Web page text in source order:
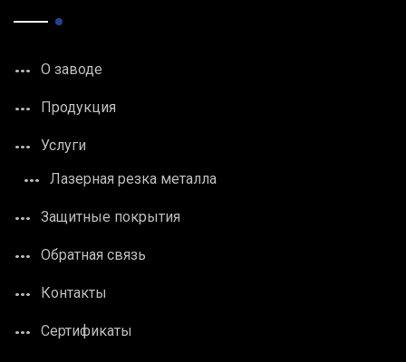
О заводе
Продукция
Услуги
Лазерная резка металла
Защитные покрытия
Обратная связь
Контакты
Сертификаты